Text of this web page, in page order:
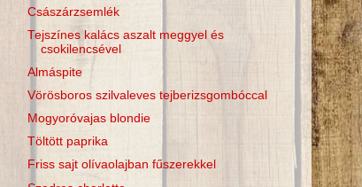
Császárzsemlék
Tejszínes kalács aszalt meggyel és
csokilencsével
Almáspite
Vörösboros szilvaleves tejberizsgombóccal
Mogyoróvajas blondie
Töltött paprika
Friss sajt olívaolajban fűszerekkel